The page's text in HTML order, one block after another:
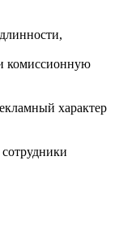
комиссионную
характер